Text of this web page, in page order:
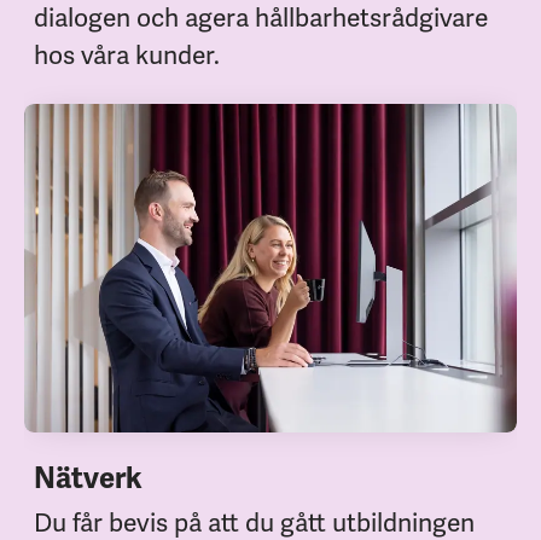
dialogen och agera hållbarhetsrådgivare
hos våra kunder.
Nätverk
Du får bevis på att du gått utbildningen